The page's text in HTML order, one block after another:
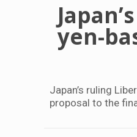
yen-
Japan’s ruling
proposal to the